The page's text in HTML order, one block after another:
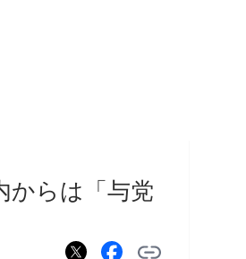
からは「与党